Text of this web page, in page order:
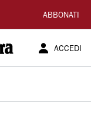
ABBONATI
ACCEDI